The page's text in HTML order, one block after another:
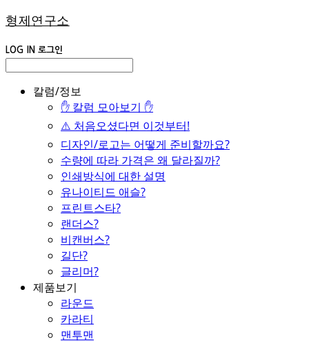
형제연구소
LOG IN 로그인
칼럼/정보
✋ 칼럼 모아보기 ✋
⚠️ 처음오셨다면 이것부터!
디자인/로고는 어떻게 준비할까요?
수량에 따라 가격은 왜 달라질까?
인쇄방식에 대한 설명
유나이티드 애슬?
프린트스타?
랜더스?
비캔버스?
길단?
글리머?
제품보기
라운드
카라티
맨투맨